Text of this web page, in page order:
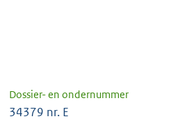
Dossier- en ondernummer
34379 nr. E